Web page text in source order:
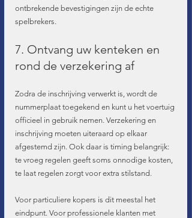
ontbrekende bevestigingen zijn de echte
spelbrekers.
7. Ontvang uw kenteken en
rond de verzekering af
Zodra de inschrijving verwerkt is, wordt de
nummerplaat toegekend en kunt u het voertuig
officieel in gebruik nemen. Verzekering en
inschrijving moeten uiteraard op elkaar
afgestemd zijn. Ook daar is timing belangrijk:
te vroeg regelen geeft soms onnodige kosten,
te laat regelen zorgt voor extra stilstand.
Voor particuliere kopers is dit meestal het
eindpunt. Voor professionele klanten met